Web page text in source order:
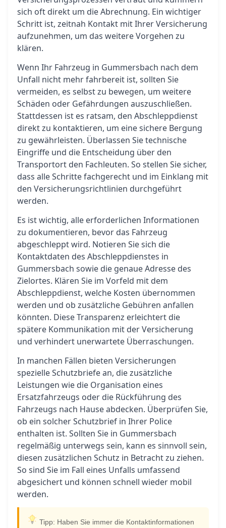
sich oft direkt um die Abrechnung. Ein wichtiger
Schritt ist, zeitnah Kontakt mit Ihrer Versicherung
aufzunehmen, um das weitere Vorgehen zu
klären.
Wenn Ihr Fahrzeug in Gummersbach nach dem
Unfall nicht mehr fahrbereit ist, sollten Sie
vermeiden, es selbst zu bewegen, um weitere
Schäden oder Gefährdungen auszuschließen.
Stattdessen ist es ratsam, den Abschleppdienst
direkt zu kontaktieren, um eine sichere Bergung
zu gewährleisten. Überlassen Sie technische
Eingriffe und die Entscheidung über den
Transportort den Fachleuten. So stellen Sie sicher,
dass alle Schritte fachgerecht und im Einklang mit
den Versicherungsrichtlinien durchgeführt
werden.
Es ist wichtig, alle erforderlichen Informationen
zu dokumentieren, bevor das Fahrzeug
abgeschleppt wird. Notieren Sie sich die
Kontaktdaten des Abschleppdienstes in
Gummersbach sowie die genaue Adresse des
Zielortes. Klären Sie im Vorfeld mit dem
Abschleppdienst, welche Kosten übernommen
werden und ob zusätzliche Gebühren anfallen
könnten. Diese Transparenz erleichtert die
spätere Kommunikation mit der Versicherung
und verhindert unerwartete Überraschungen.
In manchen Fällen bieten Versicherungen
spezielle Schutzbriefe an, die zusätzliche
Leistungen wie die Organisation eines
Ersatzfahrzeugs oder die Rückführung des
Fahrzeugs nach Hause abdecken. Überprüfen Sie,
ob ein solcher Schutzbrief in Ihrer Police
enthalten ist. Sollten Sie in Gummersbach
regelmäßig unterwegs sein, kann es sinnvoll sein,
diesen zusätzlichen Schutz in Betracht zu ziehen.
So sind Sie im Fall eines Unfalls umfassend
abgesichert und können schnell wieder mobil
werden.
Tipp: Haben Sie immer die Kontaktinformationen